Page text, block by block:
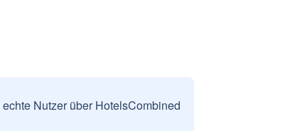
Nutzer über HotelsCombined